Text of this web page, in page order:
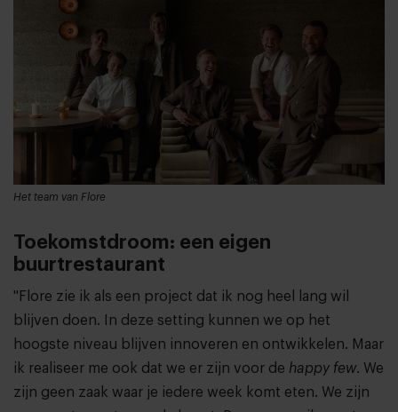
Het team van Flore
Toekomstdroom: een eigen
buurtrestaurant
"Flore zie ik als een project dat ik nog heel lang wil
blijven doen. In deze setting kunnen we op het
hoogste niveau blijven innoveren en ontwikkelen. Maar
ik realiseer me ook dat we er zijn voor de happy few. We
zijn geen zaak waar je iedere week komt eten. We zijn